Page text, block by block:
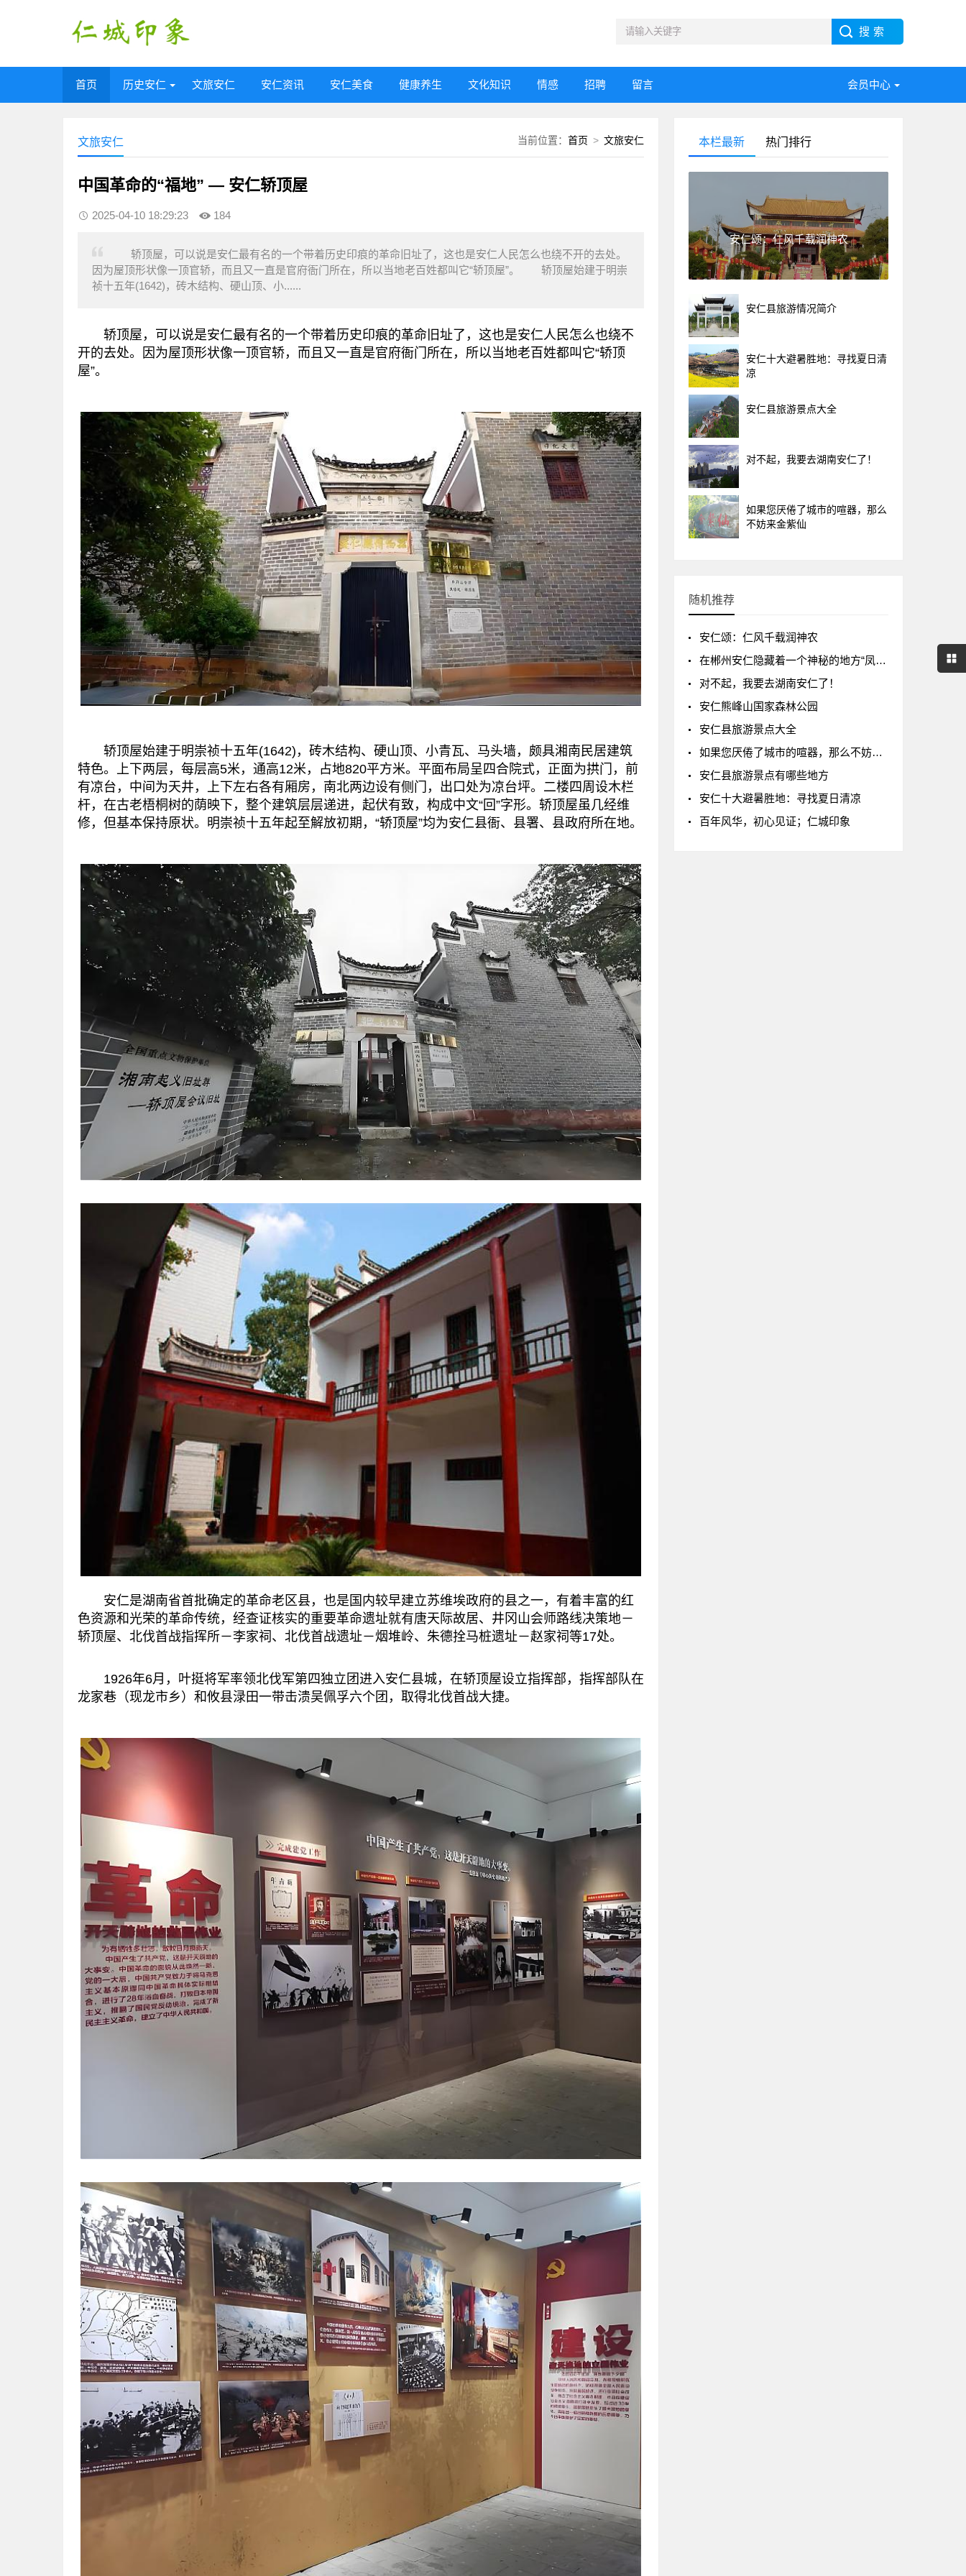
首页 历史安仁 文旅安仁 安仁资讯 安仁美食 健康养生 文化知识 情感 招聘 留言 会员中心
当前位置： 首页 > 文旅安仁
文旅安仁
中国革命的“福地” — 安仁轿顶屋
2025-04-10 18:29:23 184
轿顶屋，可以说是安仁最有名的一个带着历史印痕的革命旧址了，这也是安仁人民怎么也绕不开的去处。
因为屋顶形状像一顶官轿，而且又一直是官府衙门所在，所以当地老百姓都叫它“轿顶屋”。 轿顶屋始建于明崇
祯十五年(1642)，砖木结构、硬山顶、小......
轿顶屋，可以说是安仁最有名的一个带着历史印痕的革命旧址了，这也是安仁人民怎么也绕不
开的去处。因为屋顶形状像一顶官轿，而且又一直是官府衙门所在，所以当地老百姓都叫它“轿顶
屋”。
轿顶屋始建于明崇祯十五年(1642)，砖木结构、硬山顶、小青瓦、马头墙，颇具湘南民居建筑
特色。上下两层，每层高5米，通高12米，占地820平方米。平面布局呈四合院式，正面为拱门，前
有凉台，中间为天井，上下左右各有厢房，南北两边设有侧门，出口处为凉台坪。二楼四周设木栏
杆，在古老梧桐树的荫映下，整个建筑层层递进，起伏有致，构成中文“回”字形。轿顶屋虽几经维
修，但基本保持原状。明崇祯十五年起至解放初期，“轿顶屋”均为安仁县衙、县署、县政府所在地。
安仁是湖南省首批确定的革命老区县，也是国内较早建立苏维埃政府的县之一，有着丰富的红
色资源和光荣的革命传统，经查证核实的重要革命遗址就有唐天际故居、井冈山会师路线决策地－
轿顶屋、北伐首战指挥所－李家祠、北伐首战遗址－烟堆岭、朱德拴马桩遗址－赵家祠等17处。
1926年6月，叶挺将军率领北伐军第四独立团进入安仁县城，在轿顶屋设立指挥部，指挥部队在
龙家巷（现龙市乡）和攸县渌田一带击溃吴佩孚六个团，取得北伐首战大捷。
本栏最新 热门排行
安仁颂：仁风千载润神农
安仁县旅游情况简介
安仁十大避暑胜地：寻找夏日清
凉
安仁县旅游景点大全
对不起，我要去湖南安仁了！
如果您厌倦了城市的喧器，那么
不妨来金紫仙
随机推荐
安仁颂：仁风千载润神农
在郴州安仁隐藏着一个神秘的地方“凤仙谷”
对不起，我要去湖南安仁了！
安仁熊峰山国家森林公园
安仁县旅游景点大全
如果您厌倦了城市的喧器，那么不妨来金紫仙
安仁县旅游景点有哪些地方
安仁十大避暑胜地：寻找夏日清凉
百年风华，初心见证；仁城印象